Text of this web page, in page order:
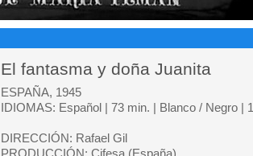
El fantasma y doña Juanita
ESPAÑA, 1945
IDIOMAS: Español | 73 min. | Blanco / Negro |
DIRECCIÓN: Rafael Gil